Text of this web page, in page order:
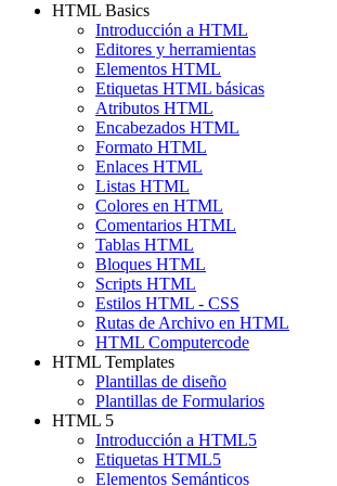
HTML Basics
Introducción a HTML
Editores y herramientas
Elementos HTML
Etiquetas HTML básicas
Atributos HTML
Encabezados HTML
Formato HTML
Enlaces HTML
Listas HTML
Colores en HTML
Comentarios HTML
Tablas HTML
Bloques HTML
Scripts HTML
Estilos HTML - CSS
Rutas de Archivo en HTML
HTML Computercode
HTML Templates
Plantillas de diseño
Plantillas de Formularios
HTML 5
Introducción a HTML5
Etiquetas HTML5
Elementos Semánticos